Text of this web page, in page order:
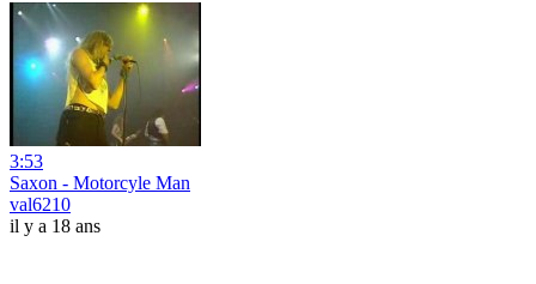
3:53
Saxon - Motorcyle Man
val6210
il y a 18 ans